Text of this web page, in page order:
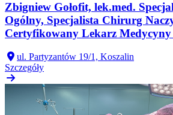
Zbigniew Gołofit, lek.med.
Ogólny, Specjalista Chirurg
Certyfikowany Lekarz Medycyny
ul. Partyzantów 19/1, Koszalin
Szczegóły